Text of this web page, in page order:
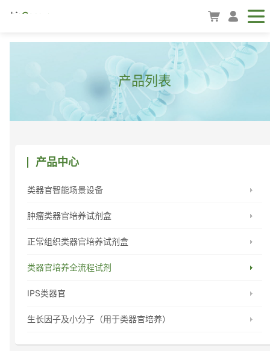
产品列表
产品中心
类器官智能场景设备
肿瘤类器官培养试剂盒
正常组织类器官培养试剂盒
类器官培养全流程试剂
IPS类器官
生长因子及小分子（用于类器官培养）